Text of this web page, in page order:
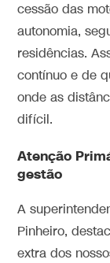
cessão das
autonomia,
residências.
contínuo e de
onde as
difícil.
Atenção
gestão
A
Pinheiro,
extra dos